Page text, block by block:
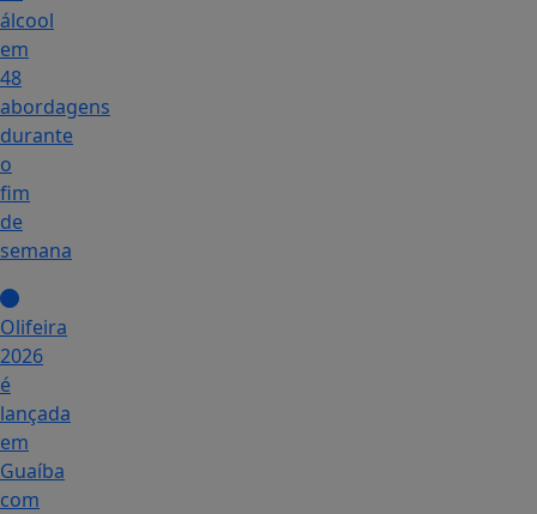
álcool
em
48
abordagens
durante
o
fim
de
semana
Olifeira
2026
é
lançada
em
Guaíba
com